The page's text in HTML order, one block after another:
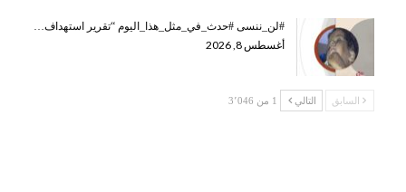
#لن_ننسى #حدث_في_مثل_هذا_اليوم “تقرير استهداف…
أغسطس 8, 2026
السابق التالي 1 من 3٬046